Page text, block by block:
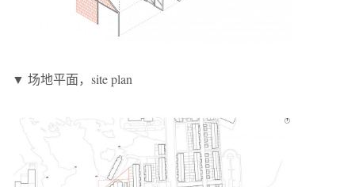
▼ 场地平面，site plan